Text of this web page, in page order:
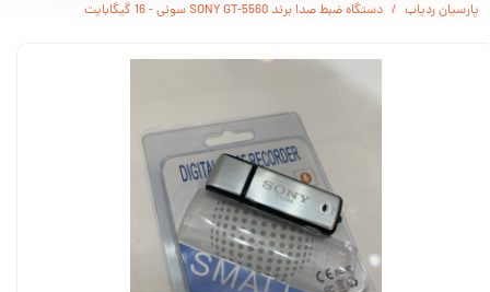
پارسیان ردیاب دستگاه ضبط صدا برند SONY GT-5560 سونی - 16 گیگابایت